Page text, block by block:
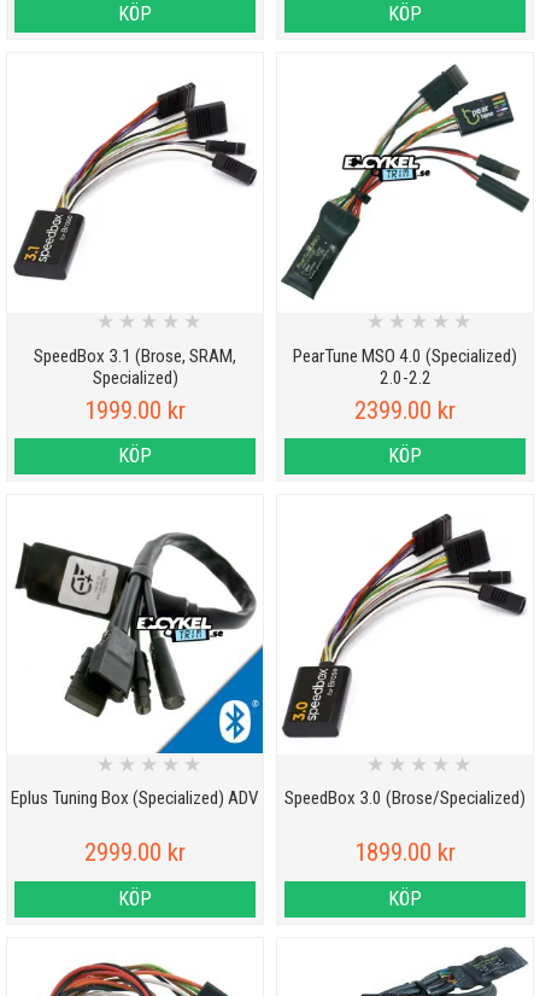
KÖP KÖP
SpeedBox 3.1 (Brose, SRAM,
Specialized)
★ ★ ★ ★ ★
1999.00 kr
KÖP
PearTune MSO 4.0 (Specialized)
2.0-2.2
★ ★ ★ ★ ★
2399.00 kr
KÖP
Eplus Tuning Box (Specialized) ADV
★ ★ ★ ★ ★
2999.00 kr
KÖP
SpeedBox 3.0 (Brose/Specialized)
★ ★ ★ ★ ★
1899.00 kr
KÖP